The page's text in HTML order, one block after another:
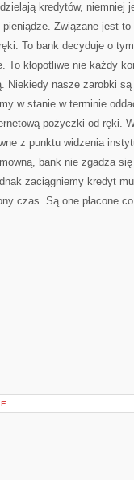
kredytów, niemniej
Związane jest to
To bank decyduje o
To kłopotliwe nie każdy
Niekiedy nasze zarobki
w stanie w terminie
pożyczki od ręki.
z punktu widzenia
bank nie zgadza
zaciągniemy kredyt
czas. Są one płacone